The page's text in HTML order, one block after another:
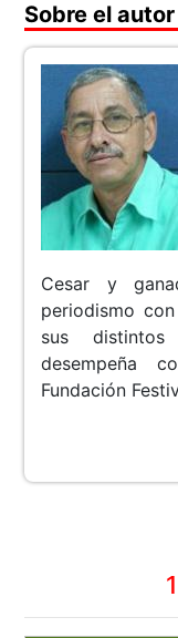
Sobre el autor
Cesar y
periodismo
sus distintos
desempeña
Fundación